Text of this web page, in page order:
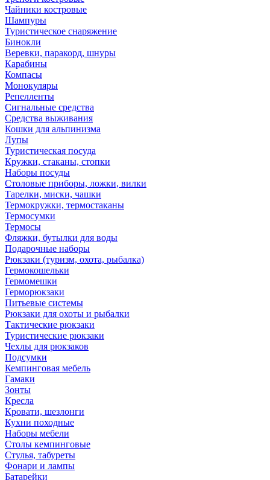
Чайники костровые
Шампуры
Туристическое снаряжение
Бинокли
Веревки, паракорд, шнуры
Карабины
Компасы
Монокуляры
Репелленты
Сигнальные средства
Средства выживания
Кошки для альпинизма
Лупы
Туристическая посуда
Кружки, стаканы, стопки
Наборы посуды
Столовые приборы, ложки, вилки
Тарелки, миски, чашки
Термокружки, термостаканы
Термосумки
Термосы
Фляжки, бутылки для воды
Подарочные наборы
Рюкзаки (туризм, охота, рыбалка)
Гермокошельки
Гермомешки
Герморюкзаки
Питьевые системы
Рюкзаки для охоты и рыбалки
Тактические рюкзаки
Туристические рюкзаки
Чехлы для рюкзаков
Подсумки
Кемпинговая мебель
Гамаки
Зонты
Кресла
Кровати, шезлонги
Кухни походные
Наборы мебели
Столы кемпинговые
Стулья, табуреты
Фонари и лампы
Батарейки